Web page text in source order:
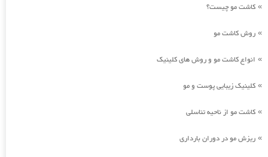
» کاشت مو چیست؟
» روش کاشت مو
» انواع کاشت مو و روش های کلینیک
» کلینیک زیبایی پوست و مو
» کاشت مو از ناحیه تناسلی
» ریزش مو در دوران بارداری